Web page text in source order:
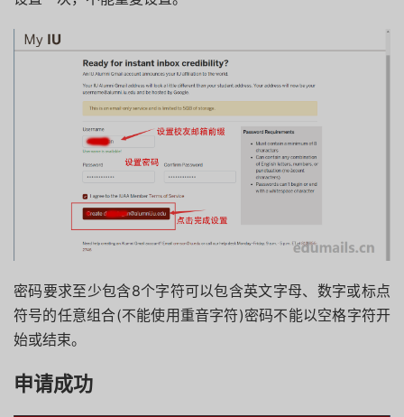
密码要求至少包含8个字符可以包含英文字母、数字或标点
符号的任意组合(不能使用重音字符)密码不能以空格字符开
始或结束。
申请成功